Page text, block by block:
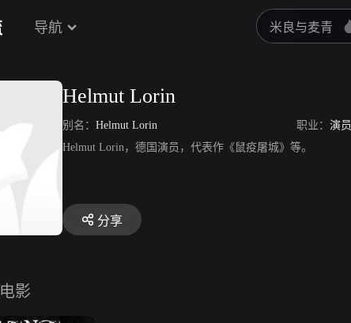
导航
Helmut Lorin
别名： Helmut Lorin 职业： 演员
Helmut Lorin，德国演员，代表作《鼠疫屠城》等。
分享
电影